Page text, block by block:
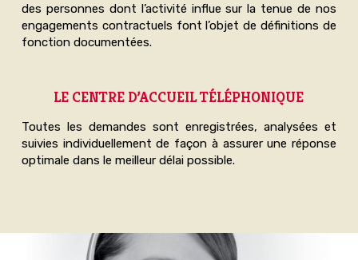
des personnes dont l’activité influe sur la tenue de nos
engagements contractuels font l’objet de définitions de
fonction documentées.
LE CENTRE D’ACCUEIL TÉLÉPHONIQUE
Toutes les demandes sont enregistrées, analysées et
suivies individuellement de façon à assurer une réponse
optimale dans le meilleur délai possible.